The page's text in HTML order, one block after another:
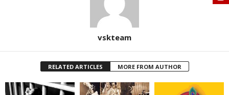
vskteam
RELATED ARTICLES MORE FROM AUTHOR